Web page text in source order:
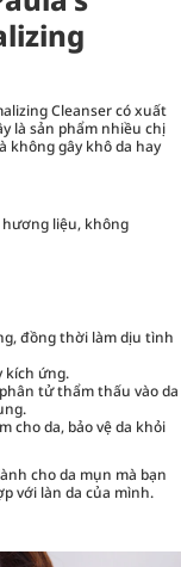
Cleanser có xuất
là sản phẩm nhiều chị
không gây khô da hay
liệu, không
đồng thời làm dịu tình
kích ứng.
tử thẩm thấu vào da
cho da, bảo vệ da khỏi
cho da mụn mà bạn
với làn da của mình.